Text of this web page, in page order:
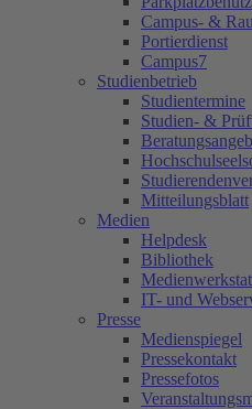
Campus- &
Portierdienst
Campus7
Studienbetrieb
Studientermine
Studien- &
Mitteilungsblatt
Medien
Helpdesk
Bibliothek
IT- und
Presse
Medienspiegel
Pressekontakt
Pressefotos